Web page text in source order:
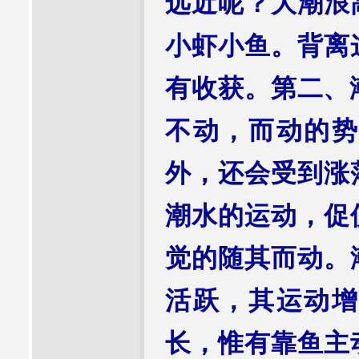
小虾小鱼。背
有收获。第二、
不动，而动的
外，还会受到
潮水的运动，
觉的随其而动
活跃，其运动
长，惟有靠鱼